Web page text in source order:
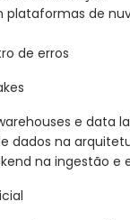
de
de erros
e data
dados na
na ingestão e